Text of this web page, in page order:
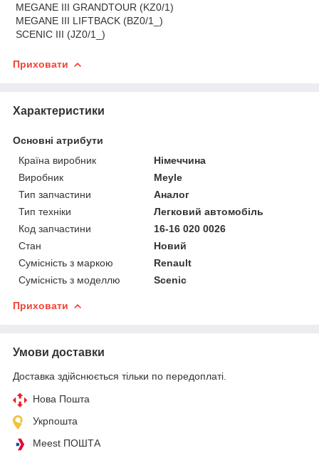
MEGANE III GRANDTOUR (KZ0/1)
MEGANE III LIFTBACK (BZ0/1_)
SCENIC III (JZ0/1_)
Приховати
Характеристики
Основні атрибути
Країна виробник
Німеччина
Виробник
Meyle
Тип запчастини
Аналог
Тип техніки
Легковий автомобіль
Код запчастини
16-16 020 0026
Стан
Новий
Сумісність з маркою
Renault
Сумісність з моделлю
Scenic
Приховати
Умови доставки
Доставка здійснюється тільки по передоплаті.
Нова Пошта
Укрпошта
Meest ПОШТА